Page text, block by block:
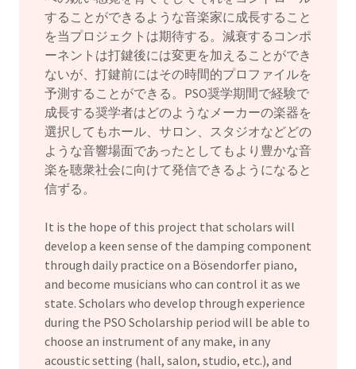
することができるような音楽家に成長すること
を当プロジェクトは期待する。減衰するコンポ
ーネントは打鍵後には変更を加えることができ
ないが、打鍵前にはその時間的プロファイルを
予測することができる。PSO奨学期間で経験で
成長する奨学者はどのようなメーカーの楽器を
選択してもホール、サロン、スタジオなどどの
ような音響場面であったとしてもより豊かな音
楽を聴衆社会に向けて発信できるようになると
信ずる。
It is the hope of this project that scholars will
develop a keen sense of the damping component
through daily practice on a Bösendorfer piano,
and become musicians who can control it as we
state. Scholars who develop through experience
during the PSO Scholarship period will be able to
choose an instrument of any make, in any
acoustic setting (hall, salon, studio, etc.), and